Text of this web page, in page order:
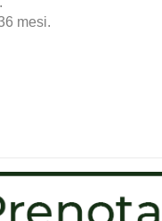
mesi.